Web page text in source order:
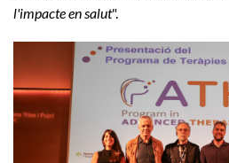
l'impacte en salut".